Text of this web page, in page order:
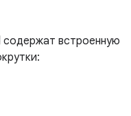
встроенную